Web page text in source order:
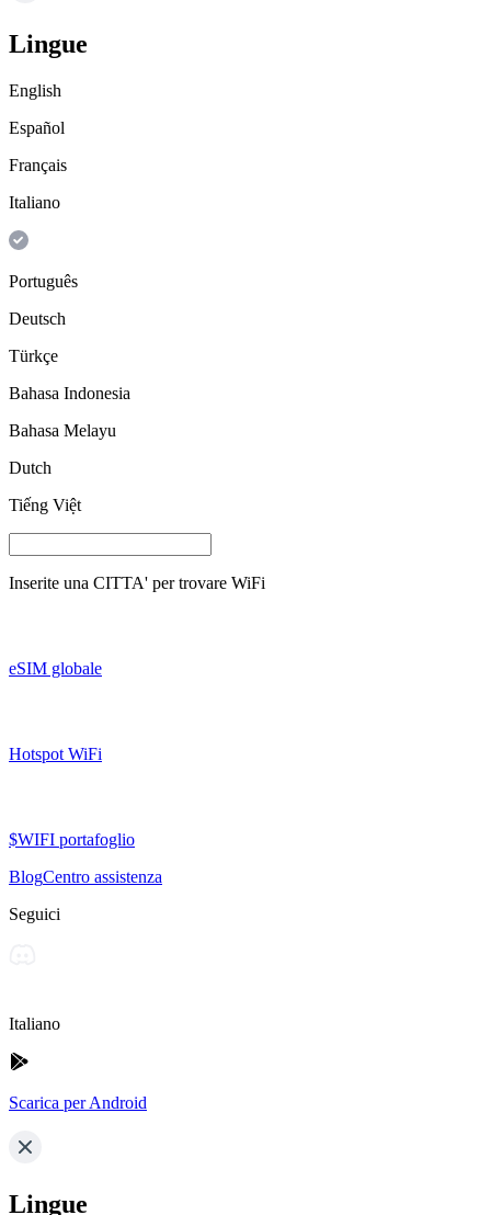
Lingue
English
Español
Français
Italiano
Português
Deutsch
Türkçe
Bahasa Indonesia
Bahasa Melayu
Dutch
Tiếng Việt
Inserite una CITTA' per trovare WiFi
eSIM globale
Hotspot WiFi
$WIFI portafoglio
BlogCentro assistenza
Seguici
Italiano
Scarica per Android
Lingue